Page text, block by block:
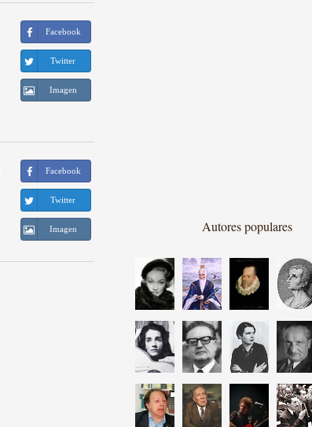
Facebook
Twitter
Imagen
Facebook
Twitter
Imagen Autores populares